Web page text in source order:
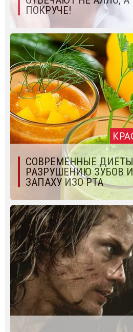
ПОКРУЧЕ!
СОВРЕМЕННЫЕ
РАЗРУШЕНИЮ ЗУБОВ
ЗАПАХУ ИЗО РТА